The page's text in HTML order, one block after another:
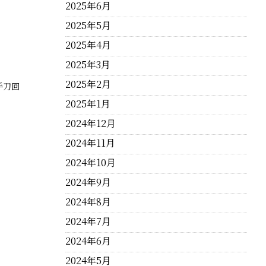
刀回
2025年6月
2025年5月
2025年4月
2025年3月
2025年2月
2025年1月
2024年12月
2024年11月
2024年10月
2024年9月
2024年8月
2024年7月
2024年6月
2024年5月